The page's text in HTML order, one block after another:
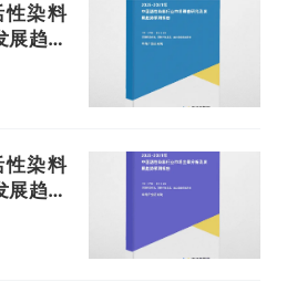
染料
展趋势
染料
展趋势